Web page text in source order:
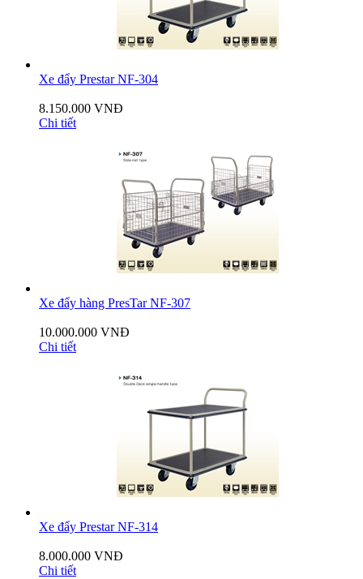
Xe đẩy Prestar NF-304
8.150.000 VNĐ
Chi tiết
Xe đẩy hàng PresTar NF-307
10.000.000 VNĐ
Chi tiết
Xe đẩy Prestar NF-314
8.000.000 VNĐ
Chi tiết